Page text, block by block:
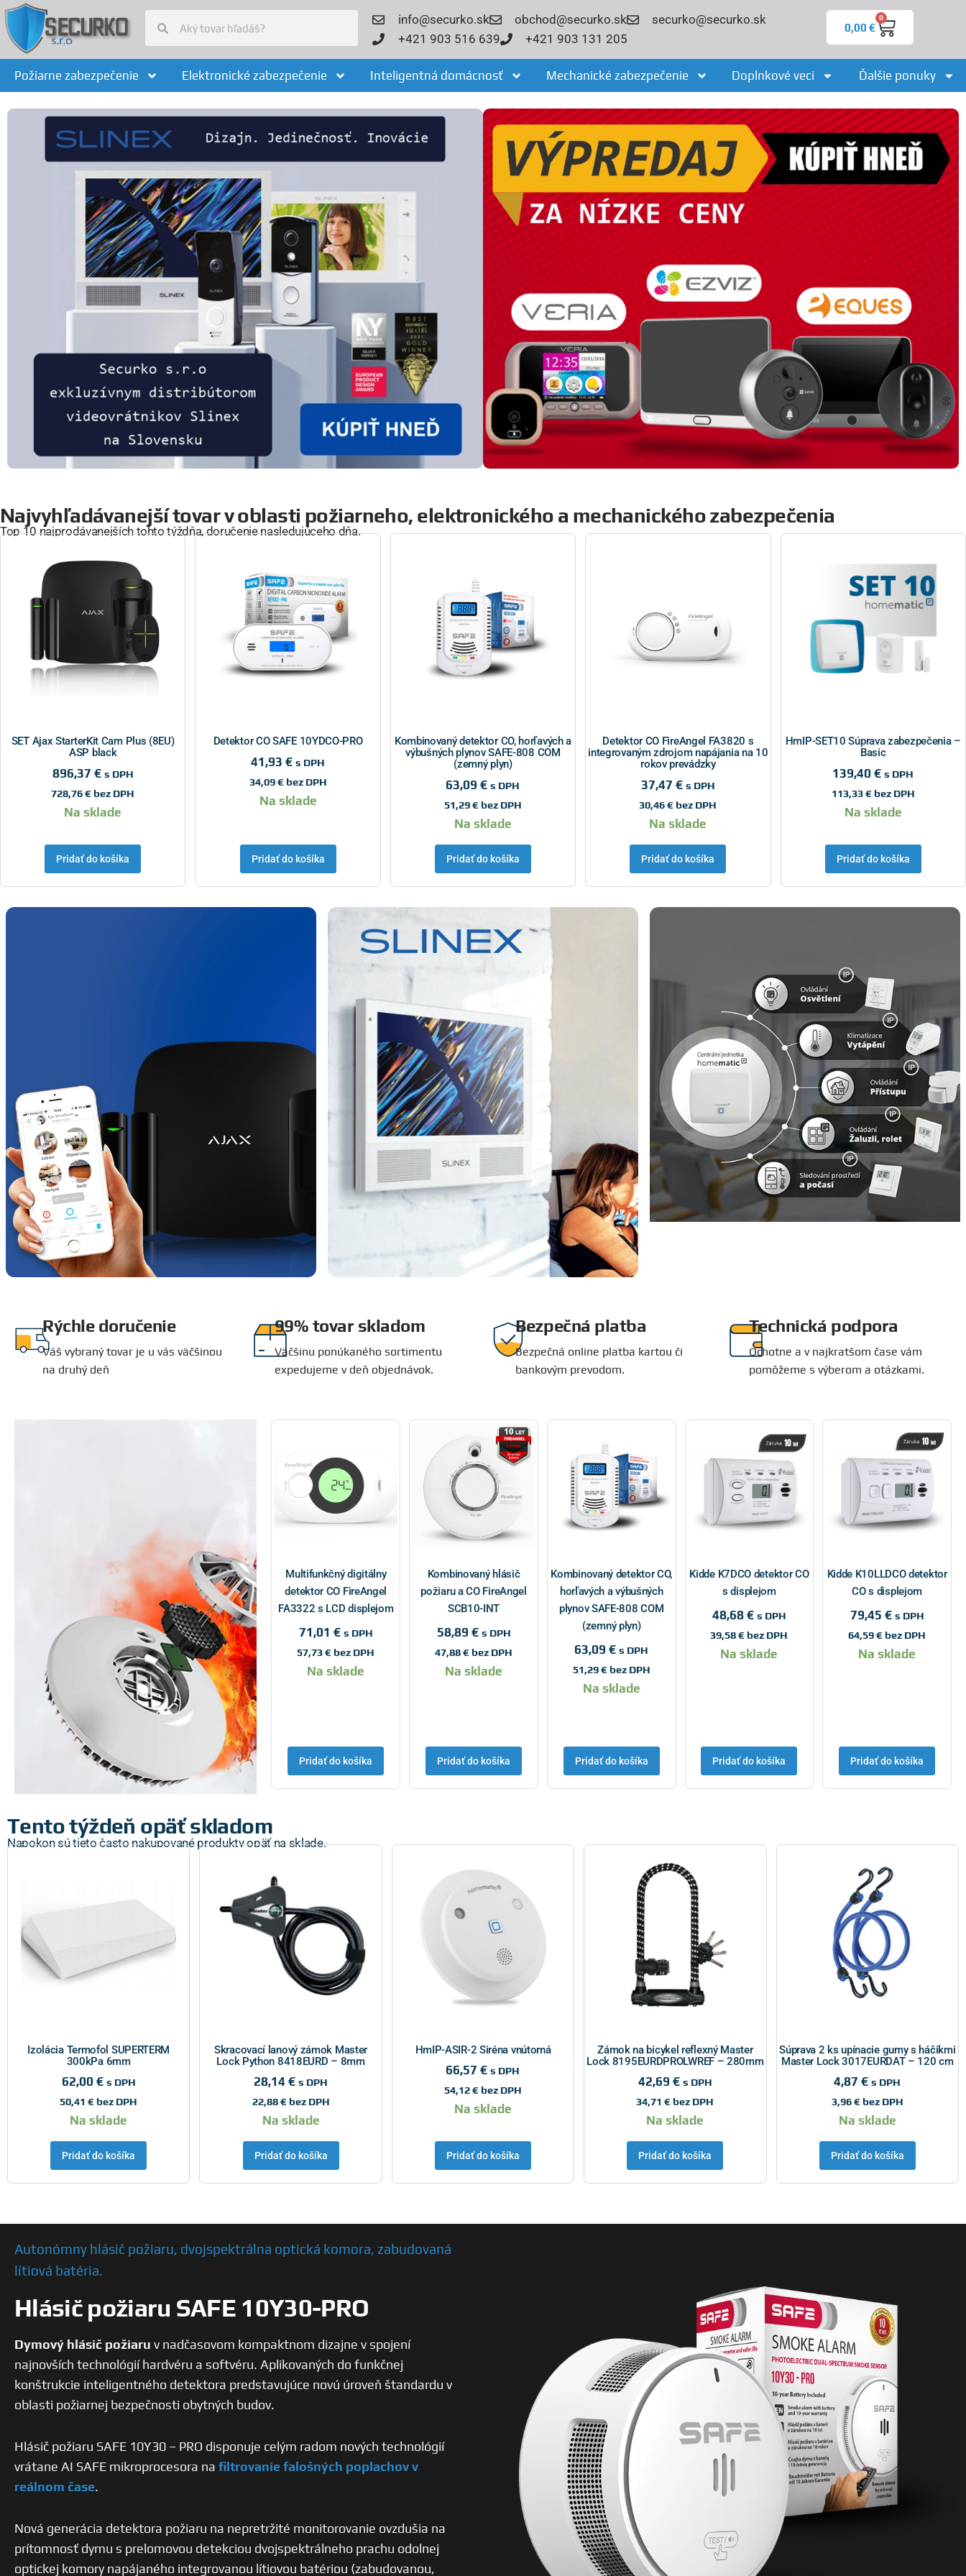
info@securko.sk obchod@securko.sk
securko@securko.sk
+421 903 516 639
+421 903 131 205
0,00 €
0
Požiarne zabezpečenie Elektronické zabezpečenie Inteligentná domácnosť Mechanické zabezpečenie Doplnkové veci Ďalšie ponuky
Najvyhľadávanejší tovar v oblasti požiarneho, elektronického a mechanického zabezpečenia
Top 10 najprodávanejších tohto týždňa, doručenie nasledujúceho dňa.
SET Ajax StarterKit Cam Plus (8EU)
ASP black
896,37 € s DPH
728,76€ bez DPH
Na sklade
Pridať do košíka
Detektor CO SAFE 10YDCO-PRO
41,93€ s DPH
34,09€bez DPH
Na sklade
Pridať do košíka
Kombinovaný detektor CO, horľavých a
výbušných plynov SAFE-808 COM
(zemný plyn)
63,09€ s DPH
51,29€bez DPH
Na sklade
Pridať do košíka
Detektor CO FireAngel FA3820 s
integrovaným zdrojom napájania na 10
rokov prevádzky
37,47 € s DPH
30,46€ bez DPH
Na sklade
Pridať do košíka
HmIP-SET10 Súprava zabezpečenia –
Basic
139,40€ s DPH
113,33€bez DPH
Na sklade
Pridať do košíka
AJAX
Bezdrôtový systém so širokou modularitou
Videovrátniky s prívetivým dizajnom, s
jedinečnosťou a jednoduchosťou
Systém automatizácie, zabezpečenia a
Rýchle doručenie
Váš vybraný tovar je u vás väčšinou
na druhý deň
99% tovar skladom
Väčšinu ponúkaného sortimentu
expedujeme v deň objednávok.
Bezpečná platba
Bezpečná online platba kartou či
bankovým prevodom.
Technická podpora
Ochotne a v najkratšom čase vám
pomôžeme s výberom a otázkami.
Detekcia oxidu
uhoľnatého
bezfarebný plyn, bez zápachu.
Multifunkčný digitálny
detektor CO FireAngel
FA3322 s LCD displejom
71,01 € s DPH
57,73€ bez DPH
Na sklade
Pridať do košíka
Kombinovaný hlásič
požiaru a CO FireAngel
SCB10-INT
58,89 € s DPH
47,88€ bez DPH
Na sklade
Pridať do košíka
Kombinovaný detektor CO,
horľavých a výbušných
plynov SAFE-808 COM
(zemný plyn)
63,09€ s DPH
51,29€bez DPH
Na sklade
Pridať do košíka
Kidde K7DCO detektor CO
s displejom
48,68 € s DPH
39,58€ bez DPH
Na sklade
Pridať do košíka
Kidde K10LLDCO detektor
CO s displejom
79,45 € s DPH
64,59€ bez DPH
Na sklade
Pridať do košíka
Tento týždeň opäť skladom
Napokon sú tieto často nakupované produkty opäť na sklade.
Izolácia Termofol SUPERTERM
300kPa 6mm
62,00 € s DPH
50,41€ bez DPH
Na sklade
Pridať do košíka
Skracovací lanový zámok Master
Lock Python 8418EURD – 8mm
28,14€ s DPH
22,88€bez DPH
Na sklade
Pridať do košíka
HmIP-ASIR-2 Siréna vnútorná
66,57€ s DPH
54,12€bez DPH
Na sklade
Pridať do košíka
Zámok na bicykel reflexný Master
Lock 8195EURDPROLWREF – 280mm
42,69 € s DPH
34,71€ bez DPH
Na sklade
Pridať do košíka
Súprava 2 ks upínacie gumy s háčikmi
Master Lock 3017EURDAT – 120 cm
4,87€ s DPH
3,96€bez DPH
Na sklade
Pridať do košíka
Autonómny hlásič požiaru, dvojspektrálna optická komora, zabudovaná
lítiová batéria.
Hlásič požiaru SAFE 10Y30-PRO
Dymový hlásič požiaru v nadčasovom kompaktnom dizajne v spojení
najnovších technológií hardvéru a softvéru. Aplikovaných do funkčnej
konštrukcie inteligentného detektora predstavujúce novú úroveň štandardu v
oblasti požiarnej bezpečnosti obytných budov.
Hlásič požiaru SAFE 10Y30 – PRO disponuje celým radom nových technológií
vrátane AI SAFE mikroprocesora na filtrovanie falošných poplachov v
reálnom čase.
Nová generácia detektora požiaru na nepretržité monitorovanie ovzdušia na
prítomnosť dymu s prelomovou detekciou dvojspektrálneho prachu odolnej
optickej komory napájaného integrovanou lítiovou batériou (zabudovanou,